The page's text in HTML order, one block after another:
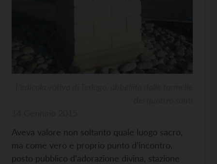
Aveva valore non soltanto quale luogo sacro,
ma come vero e proprio punto d’incontro,
posto pubblico d’adorazione divina, stazione